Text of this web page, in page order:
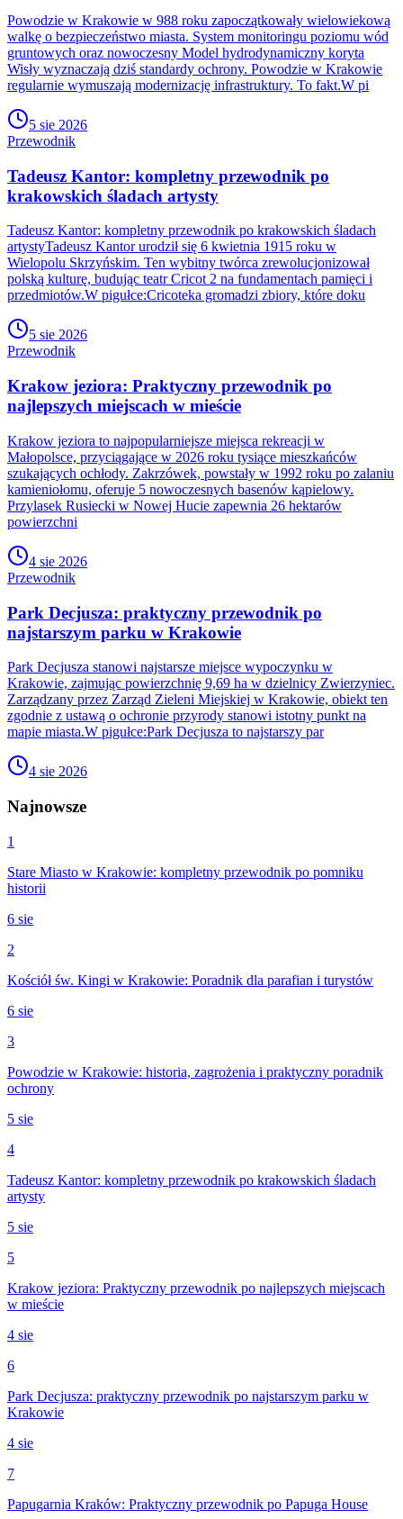
Powodzie w Krakowie w 988 roku zapoczątkowały wielowiekową
walkę o bezpieczeństwo miasta. System monitoringu poziomu wód
gruntowych oraz nowoczesny Model hydrodynamiczny koryta
Wisły wyznaczają dziś standardy ochrony. Powodzie w Krakowie
regularnie wymuszają modernizację infrastruktury. To fakt.W pi
5 sie 2026
Przewodnik
Tadeusz Kantor: kompletny przewodnik po
krakowskich śladach artysty
Tadeusz Kantor: kompletny przewodnik po krakowskich śladach
artystyTadeusz Kantor urodził się 6 kwietnia 1915 roku w
Wielopolu Skrzyńskim. Ten wybitny twórca zrewolucjonizował
polską kulturę, budując teatr Cricot 2 na fundamentach pamięci i
przedmiotów.W pigułce:Cricoteka gromadzi zbiory, które doku
5 sie 2026
Przewodnik
Krakow jeziora: Praktyczny przewodnik po
najlepszych miejscach w mieście
Krakow jeziora to najpopularniejsze miejsca rekreacji w
Małopolsce, przyciągające w 2026 roku tysiące mieszkańców
szukających ochłody. Zakrzówek, powstały w 1992 roku po zalaniu
kamieniołomu, oferuje 5 nowoczesnych basenów kąpielowy.
Przylasek Rusiecki w Nowej Hucie zapewnia 26 hektarów
powierzchni
4 sie 2026
Przewodnik
Park Decjusza: praktyczny przewodnik po
najstarszym parku w Krakowie
Park Decjusza stanowi najstarsze miejsce wypoczynku w
Krakowie, zajmując powierzchnię 9,69 ha w dzielnicy Zwierzyniec.
Zarządzany przez Zarząd Zieleni Miejskiej w Krakowie, obiekt ten
zgodnie z ustawą o ochronie przyrody stanowi istotny punkt na
mapie miasta.W pigułce:Park Decjusza to najstarszy par
4 sie 2026
Najnowsze
1
Stare Miasto w Krakowie: kompletny przewodnik po pomniku
historii
6 sie
2
Kościół św. Kingi w Krakowie: Poradnik dla parafian i turystów
6 sie
3
Powodzie w Krakowie: historia, zagrożenia i praktyczny poradnik
ochrony
5 sie
4
Tadeusz Kantor: kompletny przewodnik po krakowskich śladach
artysty
5 sie
5
Krakow jeziora: Praktyczny przewodnik po najlepszych miejscach
w mieście
4 sie
6
Park Decjusza: praktyczny przewodnik po najstarszym parku w
Krakowie
4 sie
7
Papugarnia Kraków: Praktyczny przewodnik po Papuga House